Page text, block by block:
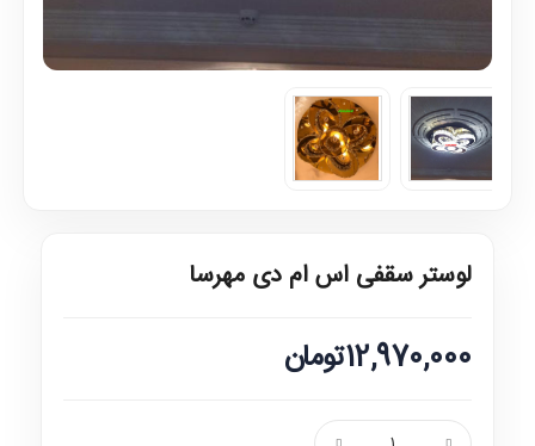
لوستر سقفی اس ام دی مهرسا
12,970,000تومان